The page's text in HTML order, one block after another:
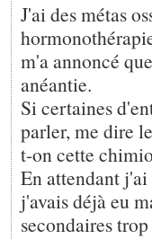
J'ai des métas
m'a annoncé
anéantie.
Si certaines
parler, me dire
t-on cette
En attendant
j'avais déjà eu
secondaires trop